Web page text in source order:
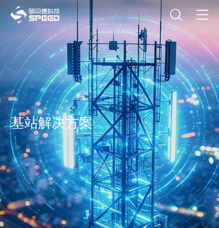
首页
产品中心
解决方案
创新与技术
智能制造
可持续发展
关于我们
投资者关系
选择语言 在线咨询
基站解决方案